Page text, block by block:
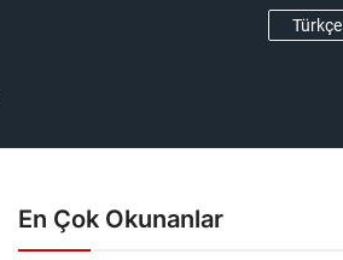
Türkçe
En Çok Okunanlar